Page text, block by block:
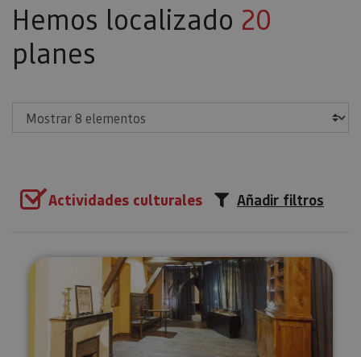
Hemos localizado 20
planes
Actividades culturales Añadir filtros
Visita guiada al Monasterio de